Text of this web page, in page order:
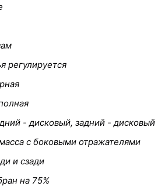
регулируется
- дисковый, задний - дисковый
с боковыми отражателями
и сзади
на 75%